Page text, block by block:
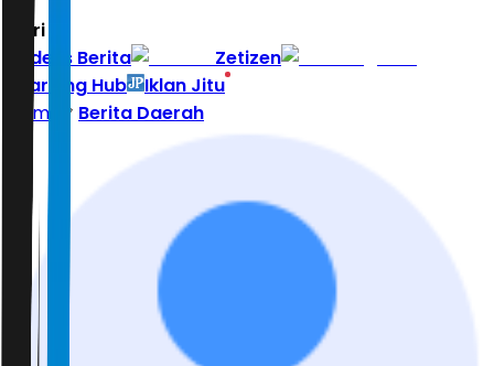
Hari ini
Indeks Berita
Zetizen
Learning Hub
Iklan Jitu
Home
Berita Daerah